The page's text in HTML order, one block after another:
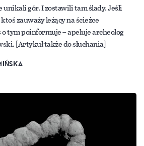
gór. I zostawili tam ślady. Jeśli
zauważy leżący na ścieżce
tym poinformuje – apeluje archeolog
[Artykuł także do słuchania]